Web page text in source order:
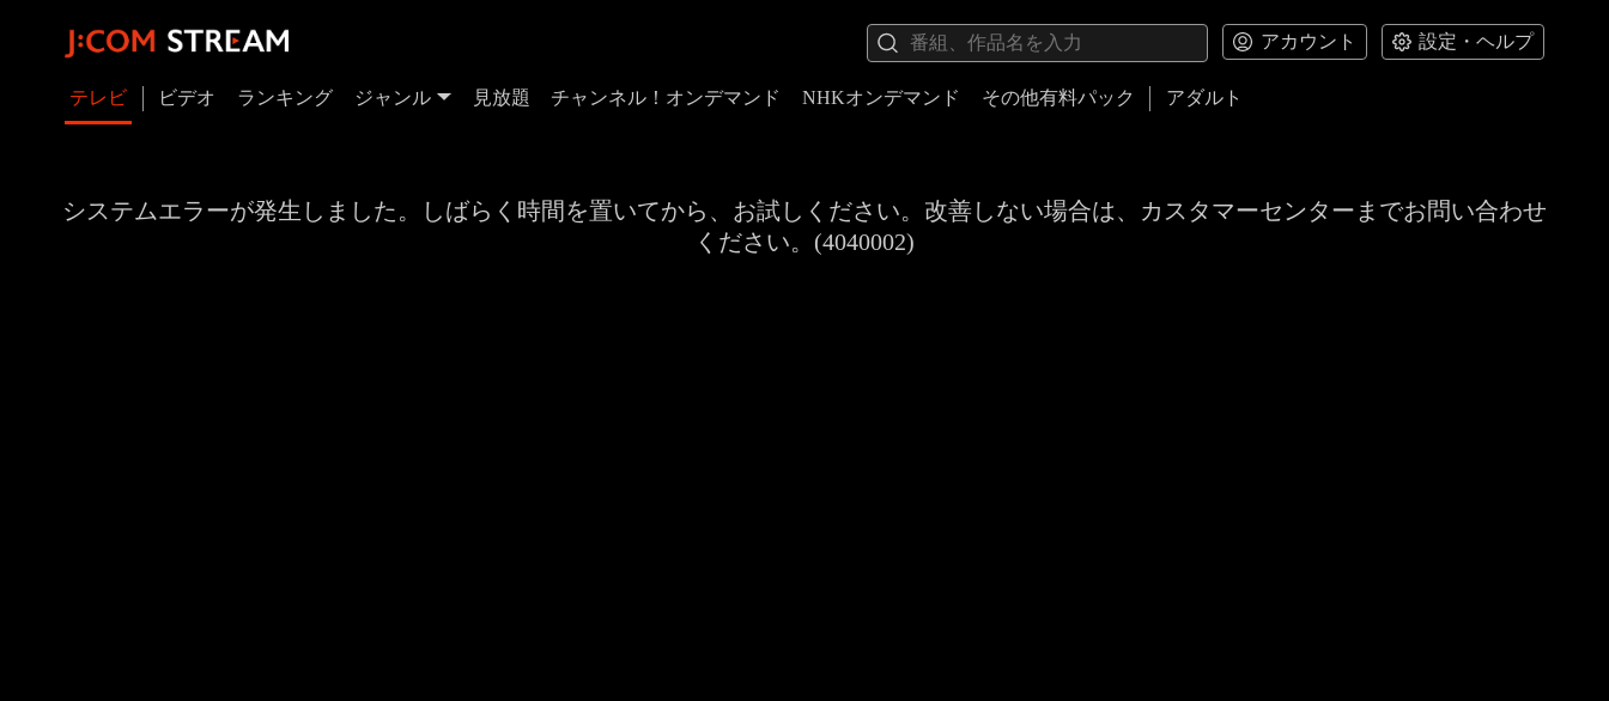
アカウント 設定・ヘルプ
テレビ ビデオ ランキング ジャンル 見放題 チャンネル！オンデマンド NHKオンデマンド その他有料パック アダルト
システムエラーが発生しました。しばらく時間を置いてから、お試しください。改善しない場合は、カスタマーセンターまでお問い合わせ
ください。(4040002)